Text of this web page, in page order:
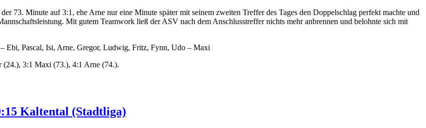
73. Minute auf 3:1, ehe Arne nur eine Minute später mit seinem zweiten Treffer des Tages den Doppelschlag perfekt machte und
Mit gutem Teamwork ließ der ASV nach dem Anschlusstreffer nichts mehr anbrennen und belohnte sich mit
Ebi, Pascal, Isi, Arne, Gregor, Ludwig, Fritz, Fynn, Udo – Maxi
(24.), 3:1 Maxi (73.), 4:1 Arne (74.).
Kaltental (Stadtliga)